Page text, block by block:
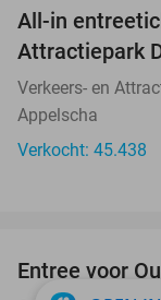
All-in
Attractiepark
Verkeers- en
Appelscha
Verkocht: 45.438
Entree voor